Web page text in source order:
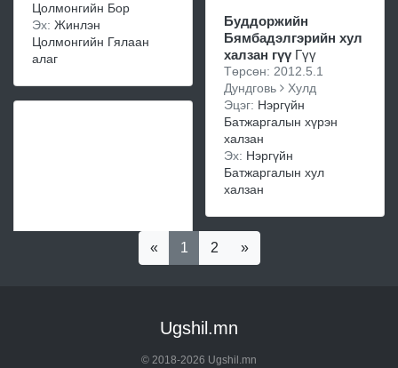
Цолмонгийн Бор
Эх: Жинлэн
Цолмонгийн Гялаан
алаг
Буддоржийн
Бямбадэлгэрийн хул
халзан гүү Гүү
Төрсөн: 2012.5.1
Дундговь
Хулд
Эцэг: Нэргүйн
Батжаргалын хүрэн
халзан
Эх: Нэргүйн
Батжаргалын хул
халзан
« 1 2 »
Ugshil.mn
© 2018-2026 Ugshil.mn